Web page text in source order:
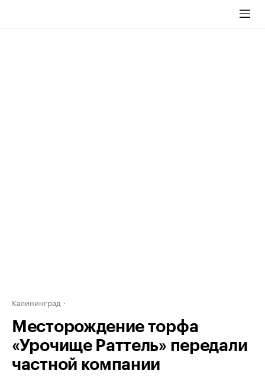
Калининград
Месторождение торфа
«Урочище Раттель» передали
частной компании